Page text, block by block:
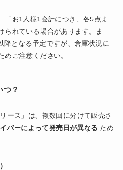
「お1人様1会計につき、各5点ま
られている場合があります。ま
降となる予定ですが、倉庫状況に
めご注意ください。
つ？
ーズ」は、複数回に分けて販売さ
バーによって発売日が異なる ため